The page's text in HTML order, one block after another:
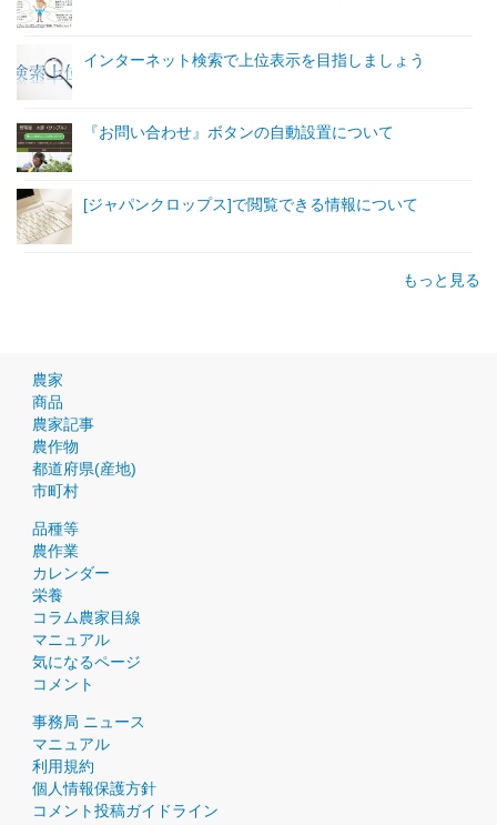
インターネット検索で上位表示を目指しましょう
『お問い合わせ』ボタンの自動設置について
[ジャパンクロップス]で閲覧できる情報について
もっと見る
農家
商品
農家記事
農作物
都道府県(産地)
市町村
品種等
農作業
カレンダー
栄養
コラム農家目線
マニュアル
気になるページ
コメント
事務局 ニュース
マニュアル
利用規約
個人情報保護方針
コメント投稿ガイドライン